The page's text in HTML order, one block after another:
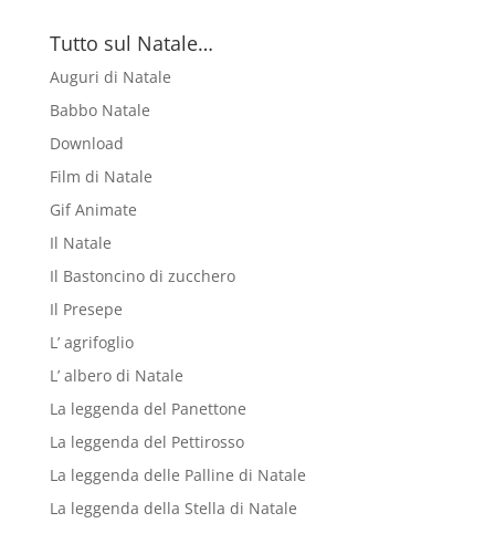
Tutto sul Natale…
Auguri di Natale
Babbo Natale
Download
Film di Natale
Gif Animate
Il Natale
Il Bastoncino di zucchero
Il Presepe
L’ agrifoglio
L’ albero di Natale
La leggenda del Panettone
La leggenda del Pettirosso
La leggenda delle Palline di Natale
La leggenda della Stella di Natale